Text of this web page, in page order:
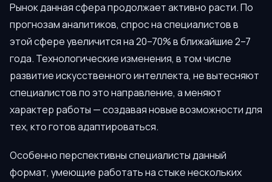
Рынок данная сфера продолжает активно расти. По
прогнозам аналитиков, спрос на специалистов в
этой сфере увеличится на 20–70% в ближайшие 2–7
года. Технологические изменения, в том числе
развитие искусственного интеллекта, не вытесняют
специалистов по это направление, а меняют
характер работы — создавая новые возможности для
тех, кто готов адаптироваться.
Особенно перспективны специалисты данный
формат, умеющие работать на стыке нескольких